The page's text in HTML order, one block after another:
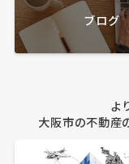
ブログ
よ
大阪市の不動産